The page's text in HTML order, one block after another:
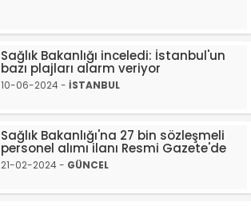
Sağlık Bakanlığı inceledi: İstanbul'un
bazı plajları alarm veriyor
10-06-2024 - İSTANBUL
Sağlık Bakanlığı'na 27 bin sözleşmeli
personel alımı ilanı Resmi Gazete'de
21-02-2024 - GÜNCEL